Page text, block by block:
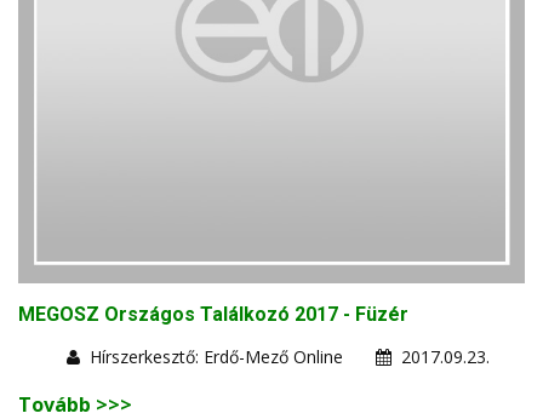
MEGOSZ Országos Találkozó 2017 - Füzér
Hírszerkesztő: Erdő-Mező Online
2017.09.23.
Tovább >>>